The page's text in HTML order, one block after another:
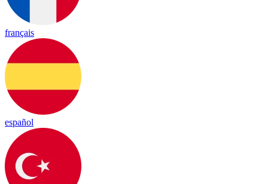
français
español